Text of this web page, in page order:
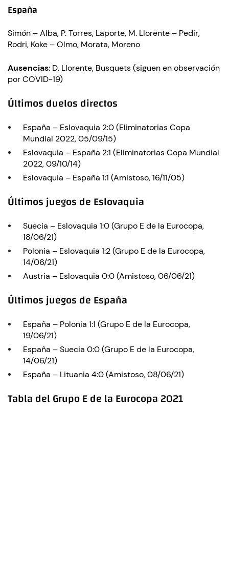
España
Simón – Alba, P. Torres, Laporte, M. Llorente – Pedir,
Rodri, Koke – Olmo, Morata, Moreno
Ausencias: D. Llorente, Busquets (siguen en observación
por COVID-19)
Últimos duelos directos
España – Eslovaquia 2:0 (Eliminatorias Copa
Mundial 2022, 05/09/15)
Eslovaquia – España 2:1 (Eliminatorias Copa Mundial
2022, 09/10/14)
Eslovaquia – España 1:1 (Amistoso, 16/11/05)
Últimos juegos de Eslovaquia
Suecia – Eslovaquia 1:0 (Grupo E de la Eurocopa,
18/06/21)
Polonia – Eslovaquia 1:2 (Grupo E de la Eurocopa,
14/06/21)
Austria – Eslovaquia 0:0 (Amistoso, 06/06/21)
Últimos juegos de España
España – Polonia 1:1 (Grupo E de la Eurocopa,
19/06/21)
España – Suecia 0:0 (Grupo E de la Eurocopa,
14/06/21)
España – Lituania 4:0 (Amistoso, 08/06/21)
Tabla del Grupo E de la Eurocopa 2021